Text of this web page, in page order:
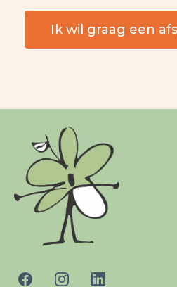
Ik wil graag een